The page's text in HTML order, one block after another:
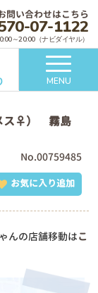
問い合わせはこちら
07-1122
～20:00（ナビダイヤル）
MENU
ス♀） 霧島
No.00759485
お気に入り追加
んの店舗移動はこ